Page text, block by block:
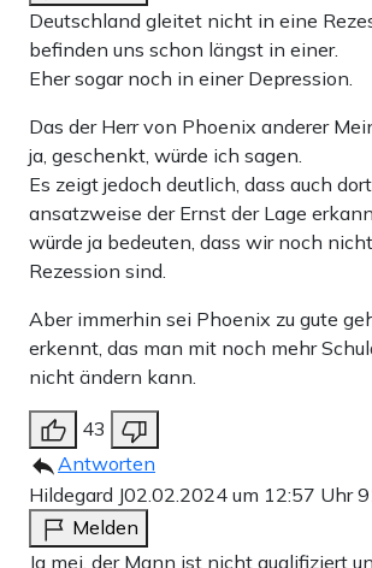
Deutschland gleitet nicht in eine
befinden uns schon längst in einer.
Eher sogar noch in einer Depression.
Das der Herr von Phoenix anderer
ja, geschenkt, würde ich sagen.
Es zeigt jedoch deutlich, dass auch
ansatzweise der Ernst der Lage
würde ja bedeuten, dass wir noch
Rezession sind.
Aber immerhin sei Phoenix zu gute
erkennt, das man mit noch mehr
nicht ändern kann.
43
Antworten
Hildegard J02.02.2024 um 12:57 Uhr
Melden
Ja mei, der Mann ist nicht qualifiziert